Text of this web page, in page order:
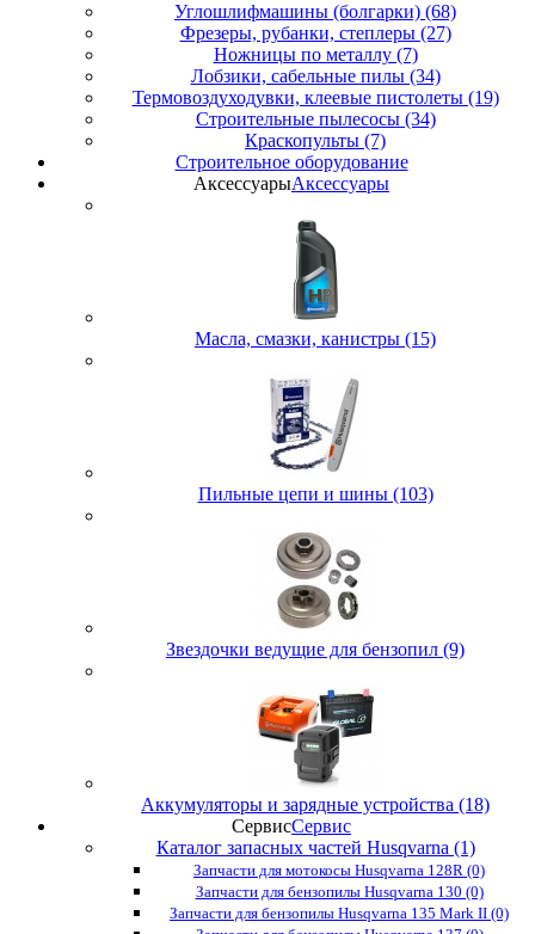
Углошлифмашины (болгарки) (68)
Фрезеры, рубанки, степлеры (27)
Ножницы по металлу (7)
Лобзики, сабельные пилы (34)
Термовоздуходувки, клеевые пистолеты (19)
Строительные пылесосы (34)
Краскопульты (7)
Строительное оборудование
АксессуарыАксессуары
Масла, смазки, канистры (15)
Пильные цепи и шины (103)
Звездочки ведущие для бензопил (9)
Аккумуляторы и зарядные устройства (18)
СервисСервис
Каталог запасных частей Husqvarna (1)
Запчасти для мотокосы Husqvarna 128R (0)
Запчасти для бензопилы Husqvarna 130 (0)
Запчасти для бензопилы Husqvarna 135 Mark II (0)